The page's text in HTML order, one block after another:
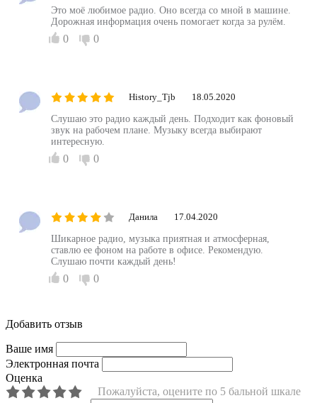
Это моё любимое радио. Оно всегда со мной в машине.
Дорожная информация очень помогает когда за рулём.
0 0
History_Tjb 18.05.2020
Слушаю это радио каждый день. Подходит как фоновый
звук на рабочем плане. Музыку всегда выбирают
интересную.
0 0
Данила 17.04.2020
Шикарное радио, музыка приятная и атмосферная,
ставлю ее фоном на работе в офисе. Рекомендую.
Слушаю почти каждый день!
0 0
Добавить отзыв
Ваше имя
Электронная почта
Оценка
Пожалуйста, оцените по 5 бальной шкале